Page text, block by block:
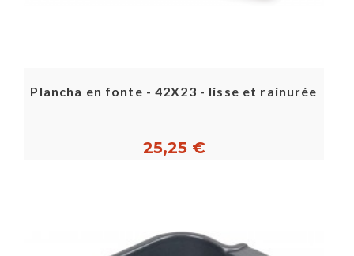
Plancha en fonte - 42X23 - lisse et rainurée
25,25 €